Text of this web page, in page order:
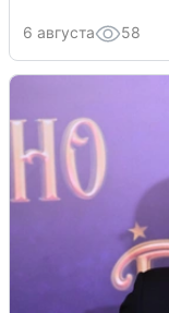
6 августа 58